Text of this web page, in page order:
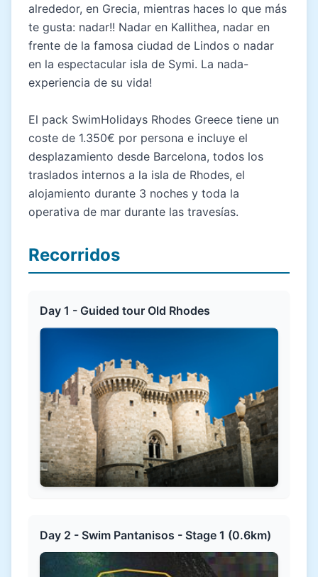
alrededor, en Grecia, mientras haces lo que más
te gusta: nadar!! Nadar en Kallithea, nadar en
frente de la famosa ciudad de Lindos o nadar
en la espectacular isla de Symi. La nada-
experiencia de su vida!
El pack SwimHolidays Rhodes Greece tiene un
coste de 1.350€ por persona e incluye el
desplazamiento desde Barcelona, todos los
traslados internos a la isla de Rhodes, el
alojamiento durante 3 noches y toda la
operativa de mar durante las travesías.
Recorridos
Day 1 - Guided tour Old Rhodes
Day 2 - Swim Pantanisos - Stage 1 (0.6km)